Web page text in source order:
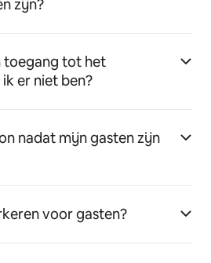
zijn?
toegang tot het
er niet ben?
nadat mijn gasten zijn
voor gasten?